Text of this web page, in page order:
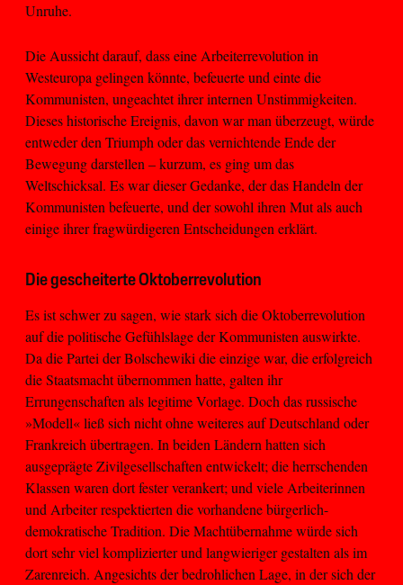
Unruhe.
Die Aussicht darauf, dass eine Arbeiterrevolution in
Westeuropa gelingen könnte, befeuerte und einte die
Kommunisten, ungeachtet ihrer internen Unstimmigkeiten.
Dieses historische Ereignis, davon war man überzeugt, würde
entweder den Triumph oder das vernichtende Ende der
Bewegung darstellen – kurzum, es ging um das
Weltschicksal. Es war dieser Gedanke, der das Handeln der
Kommunisten befeuerte, und der sowohl ihren Mut als auch
einige ihrer fragwürdigeren Entscheidungen erklärt.
Die gescheiterte Oktoberrevolution
Es ist schwer zu sagen, wie stark sich die Oktoberrevolution
auf die politische Gefühlslage der Kommunisten auswirkte.
Da die Partei der Bolschewiki die einzige war, die erfolgreich
die Staatsmacht übernommen hatte, galten ihr
Errungenschaften als legitime Vorlage. Doch das russische
»Modell« ließ sich nicht ohne weiteres auf Deutschland oder
Frankreich übertragen. In beiden Ländern hatten sich
ausgeprägte Zivilgesellschaften entwickelt; die herrschenden
Klassen waren dort fester verankert; und viele Arbeiterinnen
und Arbeiter respektierten die vorhandene bürgerlich-
demokratische Tradition. Die Machtübernahme würde sich
dort sehr viel komplizierter und langwieriger gestalten als im
Zarenreich. Angesichts der bedrohlichen Lage, in der sich der